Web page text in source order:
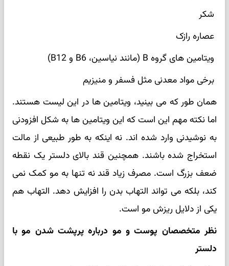
شکر
عصاره رازک
ویتامین های گروه B (مانند نیاسین، B6 و B12)
برخی مواد معدنی مثل فسفر و منیزیم
همان طور که می بینید، ویتامین ها در این لیست هستند.
اما نکته مهم این است که این ویتامین ها به شکل افزودنی
به نوشیدنی وارد شده اند. نه اینکه به طور طبیعی از مالت
استخراج شده باشند. همچنین قند بالای دلستر یک نقطه
ضعف بزرگ است. مصرف زیاد قند نه تنها به مو کمک نمی
کند، بلکه می تواند التهاب بدن را افزایش دهد. التهاب هم
یکی از دلایل ریزش مو است.
نظر متخصصان پوست و مو درباره پرپشت شدن مو با
دلستر